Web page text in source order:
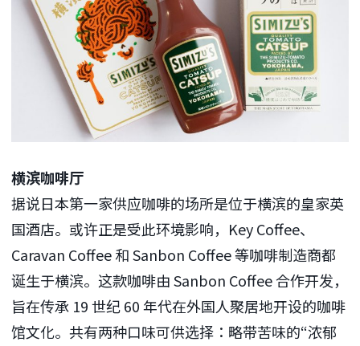
横滨咖啡厅
据说日本第一家供应咖啡的场所是位于横滨的皇家英
国酒店。或许正是受此环境影响，Key Coffee、
Caravan Coffee 和 Sanbon Coffee 等咖啡制造商都
诞生于横滨。这款咖啡由 Sanbon Coffee 合作开发，
旨在传承 19 世纪 60 年代在外国人聚居地开设的咖啡
馆文化。共有两种口味可供选择：略带苦味的“浓郁